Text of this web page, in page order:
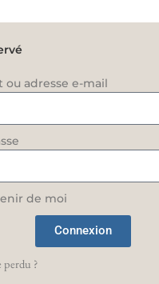
adresse e-mail
de moi
Connexion
perdu ?